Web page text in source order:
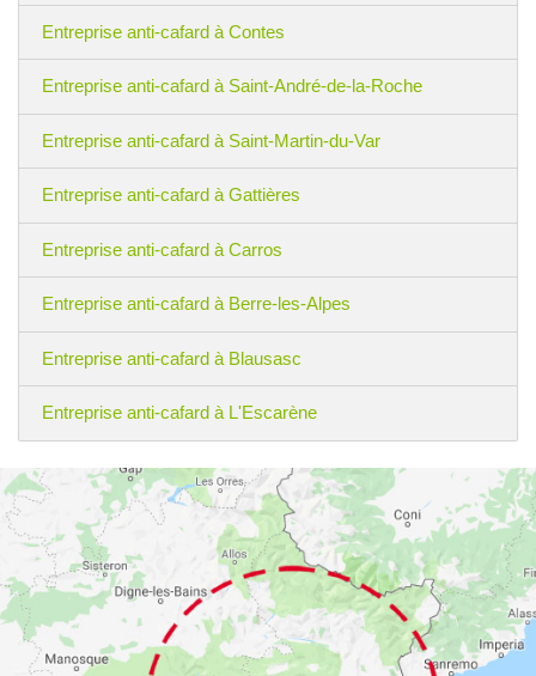
Entreprise anti-cafard à Contes
Entreprise anti-cafard à Saint-André-de-la-Roche
Entreprise anti-cafard à Saint-Martin-du-Var
Entreprise anti-cafard à Gattières
Entreprise anti-cafard à Carros
Entreprise anti-cafard à Berre-les-Alpes
Entreprise anti-cafard à Blausasc
Entreprise anti-cafard à L'Escarène